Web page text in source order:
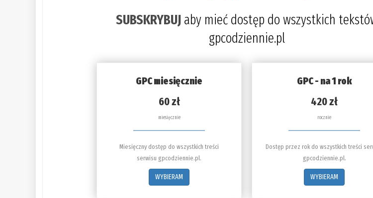
SUBSKRYBUJaby mieć dostęp do wszystkich
gpcodziennie.pl
GPC miesięcznie
60 zł
miesięcznie
Miesięczny dostęp do wszystkich treści
serwisu gpcodziennie.pl.
WYBIERAM
GPC - na 1 rok
420 zł
rocznie
Dostęp przez rok do wszystkich treści
gpcodziennie.pl.
WYBIERAM